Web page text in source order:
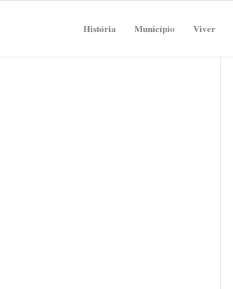
História Município Viver